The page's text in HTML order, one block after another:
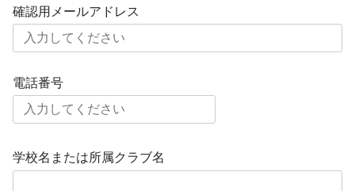
確認用メールアドレス
電話番号
学校名または所属クラブ名